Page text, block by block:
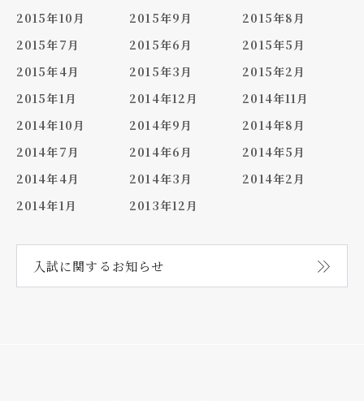
2015年10月
2015年9月
2015年8月
2015年7月
2015年6月
2015年5月
2015年4月
2015年3月
2015年2月
2015年1月
2014年12月
2014年11月
2014年10月
2014年9月
2014年8月
2014年7月
2014年6月
2014年5月
2014年4月
2014年3月
2014年2月
2014年1月
2013年12月
入試に関する お知らせ